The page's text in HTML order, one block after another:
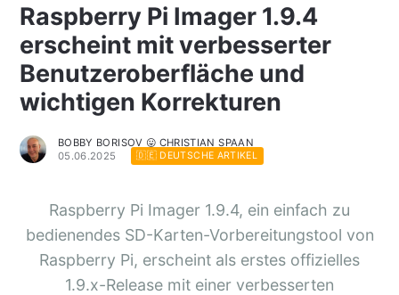
Raspberry Pi Imager 1.9.4
erscheint mit verbesserter
Benutzeroberfläche und
wichtigen Korrekturen
BOBBY BORISOV 😛 CHRISTIAN SPAAN
05.06.2025
🇩🇪 DEUTSCHE ARTIKEL
Raspberry Pi Imager 1.9.4, ein einfach zu
bedienendes SD-Karten-Vorbereitungstool von
Raspberry Pi, erscheint als erstes offizielles
1.9.x-Release mit einer verbesserten